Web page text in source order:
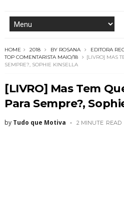
HOME 2018 BY ROSANA EDITORA
TOP COMENTARISTA MAIO/18
[LIVRO] MAS
SEMPRE?, SOPHIE KINSELLA
[LIVRO] Mas Tem
Para Sempre?,
by Tudo que Motiva 2 MINUTE READ